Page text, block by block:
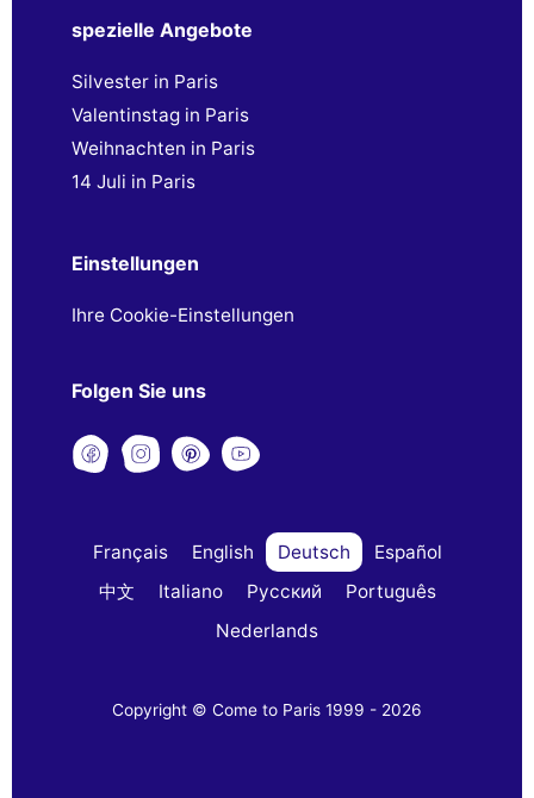
spezielle Angebote
Silvester in Paris
Valentinstag in Paris
Weihnachten in Paris
14 Juli in Paris
Einstellungen
Ihre Cookie-Einstellungen
Folgen Sie uns
Français English Deutsch
Español
中文
Italiano Русский
Português
Nederlands
Copyright © Come to Paris 1999 - 2026